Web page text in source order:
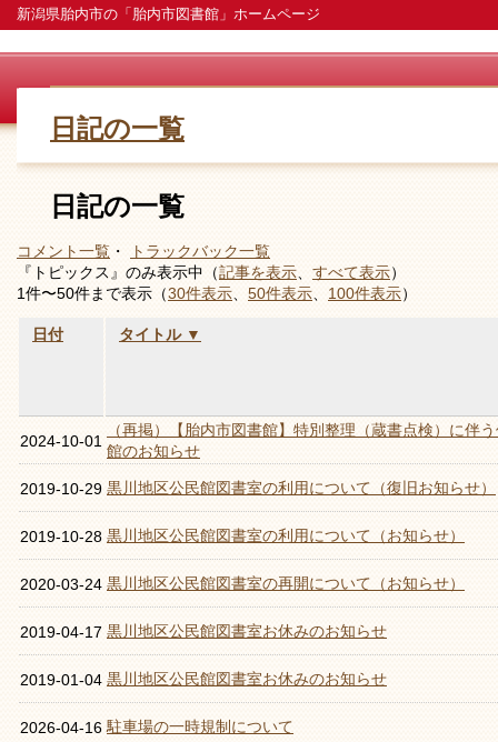
新潟県胎内市の「胎内市図書館」ホームページ
日記の一覧
日記の一覧
コメント一覧 ・
トラックバック一覧
『トピックス』のみ表示中（記事を表示 すべて表示）
1件〜50件まで表示（30件表示 50件表示 100件表示）
日付 タイトル ▼
2024-10-01
（再掲）【胎内市図書館】特別整理（蔵書点検）に伴
館のお知らせ
2019-10-29 黒川地区公民館図書室の利用について（復旧お知らせ）
2019-10-28 黒川地区公民館図書室の利用について（お知らせ）
2020-03-24 黒川地区公民館図書室の再開について（お知らせ）
2019-04-17 黒川地区公民館図書室お休みのお知らせ
2019-01-04 黒川地区公民館図書室お休みのお知らせ
2026-04-16 駐車場の一時規制について